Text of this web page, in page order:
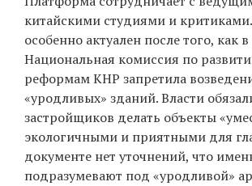
китайскими студиями и
особенно актуален после того, как
Национальная комиссия по
реформам КНР запретила
«уродливых» зданий. Власти
застройщиков делать объекты
экологичными и приятными для
документе нет уточнений, что
подразумевают под «уродливой»